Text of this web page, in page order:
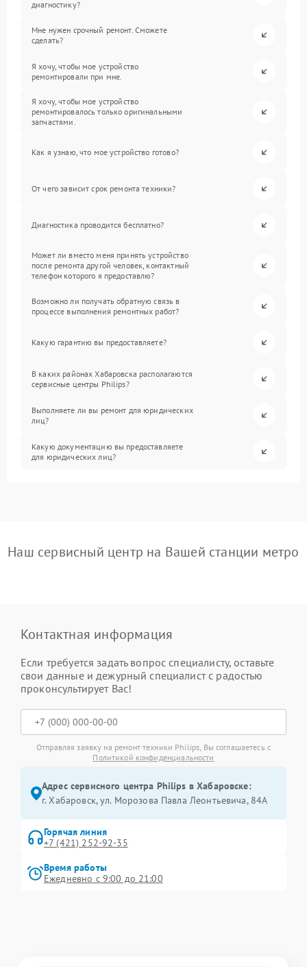
диагностику?
Мне нужен срочный ремонт. Сможете
сделать?
Я хочу, чтобы мое устройство
ремонтировали при мне.
Я хочу, чтобы мое устройство
ремонтировалось только оригинальными
запчастями.
Как я узнаю, что мое устройство готово?
От чего зависит срок ремонта техники?
Диагностика проводится бесплатно?
Может ли вместо меня принять устройство
после ремонта другой человек, контактный
телефон которого я предоставлю?
Возможно ли получать обратную связь в
процессе выполнения ремонтных работ?
Какую гарантию вы предоставляете?
В каких районах Хабаровска располагаются
сервисные центры Philips?
Выполняете ли вы ремонт для юридических
лиц?
Какую документацию вы предоставляете
для юридических лиц?
Наш сервисный центр на Вашей станции метро
Контактная информация
Если требуется задать вопрос специалисту, оставьте
свои данные и дежурный специалист с радостью
проконсультирует Вас!
Отправляя заявку на ремонт техники Philips, Вы соглашаетесь с
Политикой конфиденциальности
Адрес сервисного центра Philips в Хабаровске:
г. Хабаровск, ул. Морозова Павла Леонтьевича, 84А
Горячая линия
+7 (421) 252-92-35
Время работы
Ежедневно с 9:00 до 21:00